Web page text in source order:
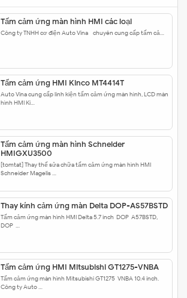
Tấm cảm ứng màn hình HMI các loại
Công ty TNHH cơ điện Auto Vina - chuyên cung cấp tấm cả…
Tấm cảm ứng HMI Kinco MT4414T
Auto Vina cung cấp linh kiện tấm cảm ứng màn hình, LCD màn
hình HMI Ki…
Tấm cảm ứng màn hình Schneider
HMIGXU3500
[tomtat] Thay thế sửa chữa tấm cảm ứng màn hình HMI
Schneider Magelis …
Thay kính cảm ứng màn Delta DOP-AS57BSTD
Tấm cảm ứng màn hình HMI Delta 5.7 inch DOP-A57BSTD,
DOP-…
Tấm cảm ứng HMI Mitsubishi GT1275-VNBA
Tấm cảm ứng màn hình Mitsubishi GT1275-VNBA 10.4 inch.
Công ty Auto …